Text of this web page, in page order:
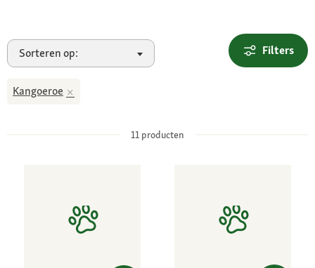
Sorteren op: Filters
Kangoeroe
11 producten